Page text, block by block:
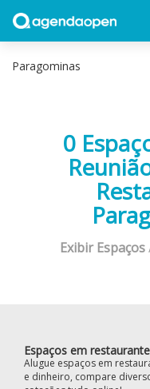
0
Exibir Espaços
Espaços em
Alugue espaços em
e dinheiro, compare